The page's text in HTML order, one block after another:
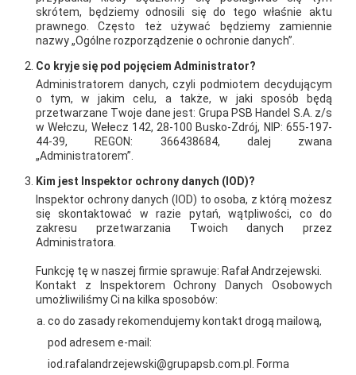
możecie kojarzyć z audycji radiowych w Radiu Opatów, gdzie
od 3 lat prowadzi programy poświęcone światu roślin. W
dostępnych w naszym markecie. Doradza, jak prawidłowo
pielęgnować rośliny, a także jak dobierać je do aranżacji
ogrodowych czy wnętrz. Zapraszamy do śledzenia naszego
Facebooka, Instagrama oraz TikToka PSB Mrówka Starachowice
– znajdziecie tam mnóstwo inspiracji i praktycznych
wskazówek ze świata roślin!
AKTUALNOŚCI
skrótem, będziemy odnosili się do tego właśnie aktu
prawnego. Często też używać będziemy zamiennie
nazwy „Ogólne rozporządzenie o ochronie danych”.
Co kryje się pod pojęciem Administrator?
Administratorem danych, czyli podmiotem decydującym
o tym, w jakim celu, a także, w jaki sposób będą
przetwarzane Twoje dane jest: Grupa PSB Handel S.A. z/s
w Wełczu, Wełecz 142, 28-100 Busko-Zdrój, NIP: 655-197-
44-39, REGON: 366438684, dalej zwana
„Administratorem”.
Kim jest Inspektor ochrony danych (IOD)?
Inspektor ochrony danych (IOD) to osoba, z którą możesz
się skontaktować w razie pytań, wątpliwości, co do
zakresu przetwarzania Twoich danych przez
Administratora.
Funkcję tę w naszej firmie sprawuje: Rafał Andrzejewski.
Kontakt z Inspektorem Ochrony Danych Osobowych
umożliwiliśmy Ci na kilka sposobów:
co do zasady rekomendujemy kontakt drogą mailową,
pod adresem e-mail:
iod.rafalandrzejewski@grupapsb.com.pl. Forma